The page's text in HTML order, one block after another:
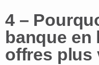
4 –
banque en
offres plus